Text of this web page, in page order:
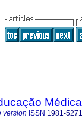
Médica
version ISSN 1981-5271